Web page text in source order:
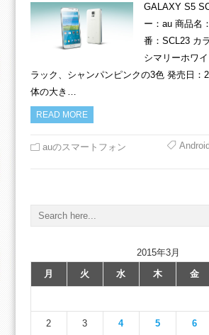
GALAXY S5
ー：au 商品名
番：SCL23 カ
シマリーホワ
ラック、シャンパンピンクの3色 発売日：
体の大き…
READ MORE
auのスマートフォン
2015年3月
月
火 水 木 金
2 3 4 5 6